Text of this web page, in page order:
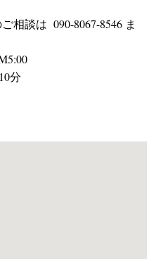
相談は 090-8067-8546 ま
分